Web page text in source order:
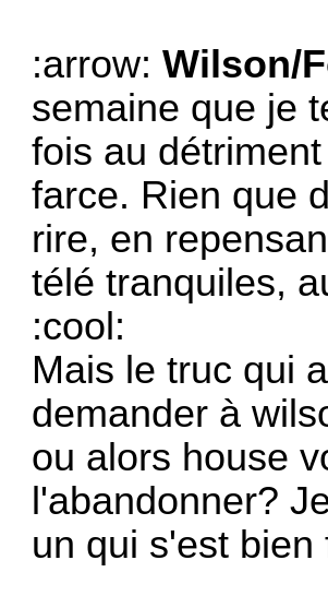
:arrow:Wilson/
semaine que je
fois au
farce. Rien que
rire, en
télé tranquiles,
:cool:
Mais le truc qui
demander à
ou alors house
l'abandonner?
un qui s'est bien